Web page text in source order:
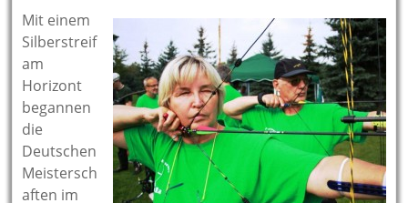
Mit einem
Silberstreif
am
Horizont
begannen
die
Deutschen
Meistersch
aften im